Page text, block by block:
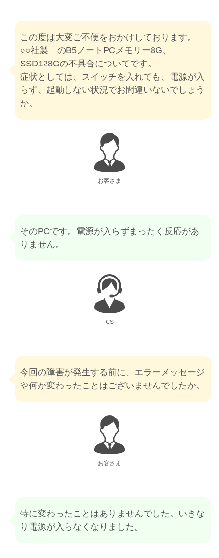
この度は大変ご不便をおかけしております。
○○社製 のB5ノートPCメモリー8G、
SSD128Gの不具合についてです。
症状としては、スイッチを入れても、電源が入
らず、起動しない状況でお間違いないでしょう
か。
お客さま
そのPCです。電源が入らずまったく反応があ
りません。
CS
今回の障害が発生する前に、エラーメッセージ
や何か変わったことはございませんでしたか。
お客さま
特に変わったことはありませんでした。いきな
り電源が入らなくなりました。